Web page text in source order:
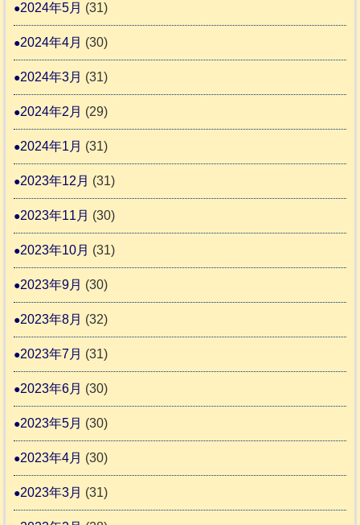
2024年5月 (31)
2024年4月 (30)
2024年3月 (31)
2024年2月 (29)
2024年1月 (31)
2023年12月 (31)
2023年11月 (30)
2023年10月 (31)
2023年9月 (30)
2023年8月 (32)
2023年7月 (31)
2023年6月 (30)
2023年5月 (30)
2023年4月 (30)
2023年3月 (31)